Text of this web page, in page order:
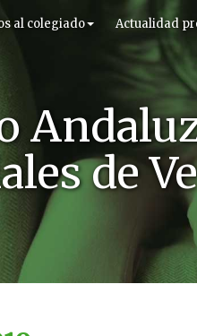
de
al colegiado Actualidad